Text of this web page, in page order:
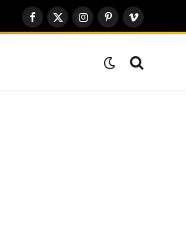
Facebook
X
Instagram
PinterestVimeo